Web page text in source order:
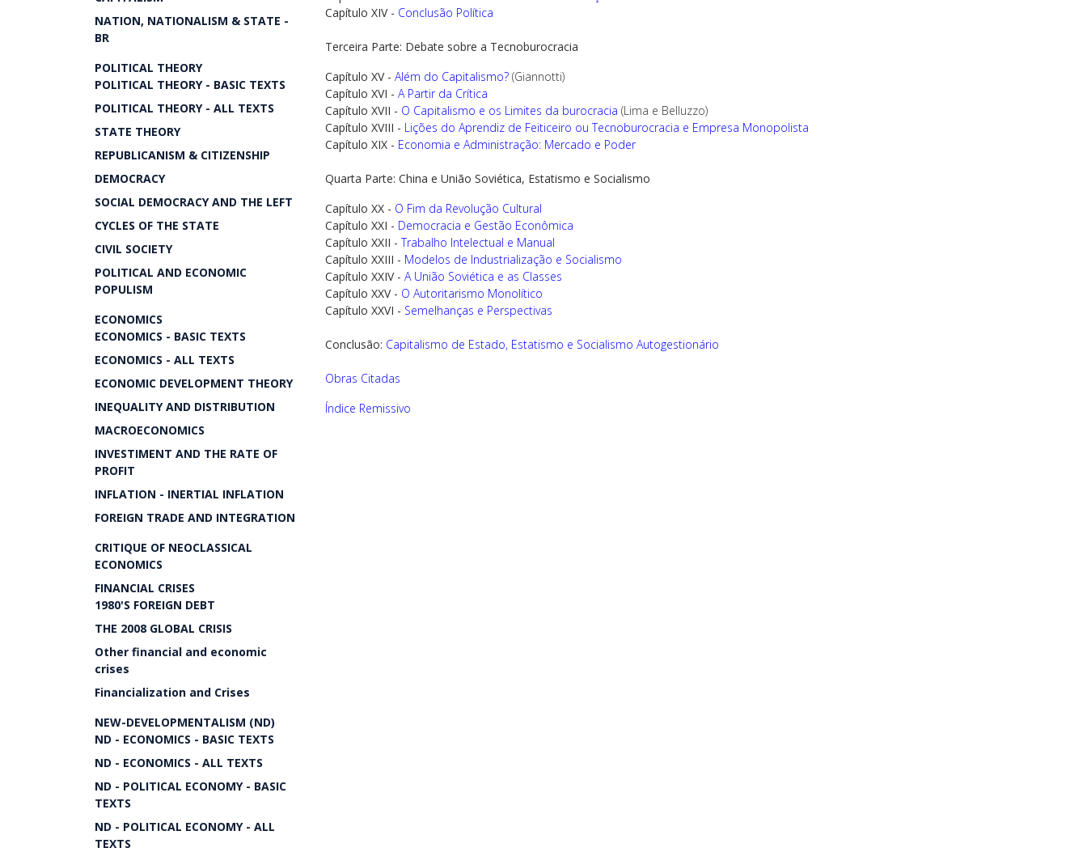
NATION, NATIONALISM & STATE -
BR
POLITICAL THEORY
POLITICAL THEORY - BASIC TEXTS
POLITICAL THEORY - ALL TEXTS
STATE THEORY
REPUBLICANISM & CITIZENSHIP
DEMOCRACY
SOCIAL DEMOCRACY AND THE LEFT
CYCLES OF THE STATE
CIVIL SOCIETY
POLITICAL AND ECONOMIC
POPULISM
ECONOMICS
ECONOMICS - BASIC TEXTS
ECONOMICS - ALL TEXTS
ECONOMIC DEVELOPMENT THEORY
INEQUALITY AND DISTRIBUTION
MACROECONOMICS
INVESTIMENT AND THE RATE OF
PROFIT
INFLATION - INERTIAL INFLATION
FOREIGN TRADE AND INTEGRATION
CRITIQUE OF NEOCLASSICAL
ECONOMICS
FINANCIAL CRISES
1980'S FOREIGN DEBT
THE 2008 GLOBAL CRISIS
Other financial and economic
crises
Financialization and Crises
NEW-DEVELOPMENTALISM (ND)
ND - ECONOMICS - BASIC TEXTS
ND - ECONOMICS - ALL TEXTS
ND - POLITICAL ECONOMY - BASIC
TEXTS
ND - POLITICAL ECONOMY - ALL
TEXTS
Capítulo XIV - Conclusão Política
Terceira Parte: Debate sobre a Tecnoburocracia
Capítulo XV - Além do Capitalismo? (Giannotti)
Capítulo XVI - A Partir da Crítica
Capítulo XVII - O Capitalismo e os Limites da burocracia (Lima e Belluzzo)
Capítulo XVIII - Lições do Aprendiz de Feiticeiro ou Tecnoburocracia e Empresa Monopolista
Capítulo XIX - Economia e Administração: Mercado e Poder
Quarta Parte: China e União Soviética, Estatismo e Socialismo
Capítulo XX - O Fim da Revolução Cultural
Capítulo XXI - Democracia e Gestão Econômica
Capítulo XXII - Trabalho Intelectual e Manual
Capítulo XXIII - Modelos de Industrialização e Socialismo
Capítulo XXIV - A União Soviética e as Classes
Capítulo XXV - O Autoritarismo Monolítico
Capítulo XXVI - Semelhanças e Perspectivas
Conclusão: Capitalismo de Estado, Estatismo e Socialismo Autogestionário
Obras Citadas
Índice Remissivo